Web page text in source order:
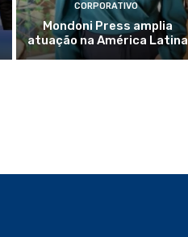
CORPORATIVO
Mondoni Press amplia
atuação na América Latina